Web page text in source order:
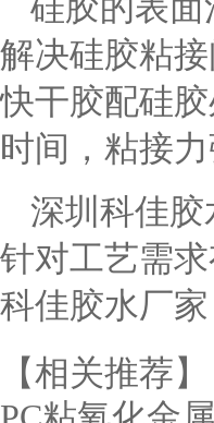
解决硅胶粘
快干胶配硅
时间，粘接力
深圳科佳
针对工艺需
科佳胶水厂
【相关推荐】